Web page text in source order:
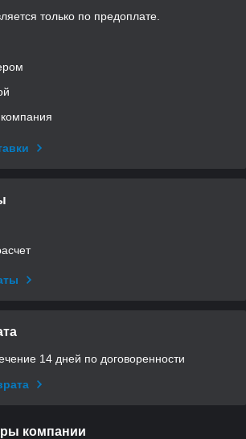
только по предоплате.
14 дней по договоренности
компании